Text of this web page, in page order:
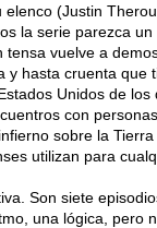
(Justin
la serie parezca
vuelve a
y hasta cruenta
Unidos de
con
sobre la
utilizan para
Son siete
una lógica, pero